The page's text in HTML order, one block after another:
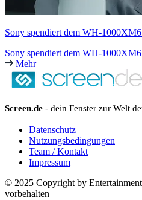
Sony spendiert dem WH-
Sony spendiert dem WH-1000XM6
Mehr
Screen.de - dein Fenster zur Welt
Datenschutz
Nutzungsbedingungen
Team / Kontakt
Impressum
© 2025 Copyright by
vorbehalten